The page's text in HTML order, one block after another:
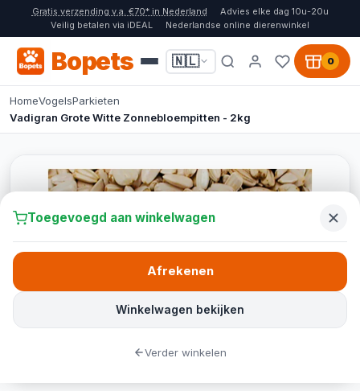
Gratis verzending v.a. €70* in Nederland
Advies elke dag 10u-20u
Veilig betalen via iDEAL
Nederlandse online dierenwinkel
Bopets 🇳🇱 0
HomeVogelsParkieten
Vadigran Grote Witte Zonnebloempitten - 2kg
Toegevoegd aan winkelwagen
Winkelwagen bekijken
Afrekenen
Verder winkelen